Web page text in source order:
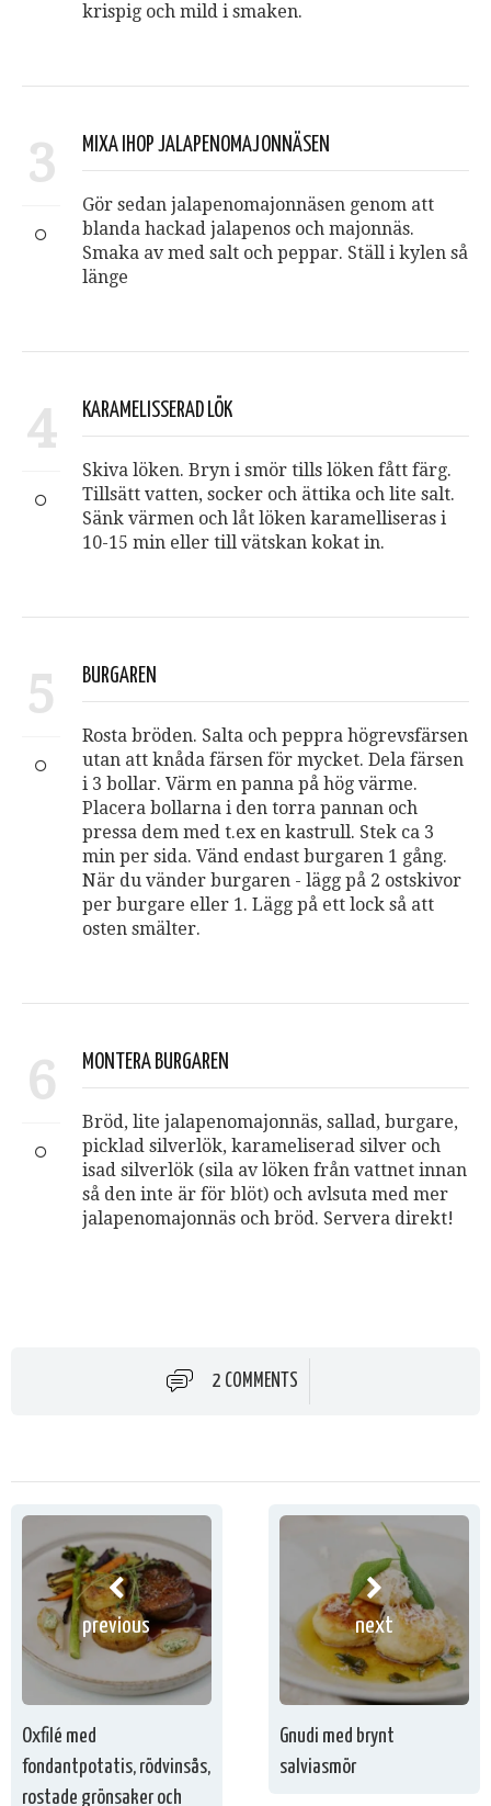
krispig och mild i smaken.
3 MIXA IHOP JALAPENOMAJONNÄSEN
Gör sedan jalapenomajonnäsen genom att
blanda hackad jalapenos och majonnäs.
Smaka av med salt och peppar. Ställ i kylen så
länge
4 KARAMELISSERAD LÖK
Skiva löken. Bryn i smör tills löken fått färg.
Tillsätt vatten, socker och ättika och lite salt.
Sänk värmen och låt löken karamelliseras i
10-15 min eller till vätskan kokat in.
5 BURGAREN
Rosta bröden. Salta och peppra högrevsfärsen
utan att knåda färsen för mycket. Dela färsen
i 3 bollar. Värm en panna på hög värme.
Placera bollarna i den torra pannan och
pressa dem med t.ex en kastrull. Stek ca 3
min per sida. Vänd endast burgaren 1 gång.
När du vänder burgaren - lägg på 2 ostskivor
per burgare eller 1. Lägg på ett lock så att
osten smälter.
6 MONTERA BURGAREN
Bröd, lite jalapenomajonnäs, sallad, burgare,
picklad silverlök, karameliserad silver och
isad silverlök (sila av löken från vattnet innan
så den inte är för blöt) och avlsuta med mer
jalapenomajonnäs och bröd. Servera direkt!
2 COMMENTS
previous
Oxfilé med
fondantpotatis, rödvinsås,
rostade grönsaker och
next
Gnudi med brynt
salviasmör